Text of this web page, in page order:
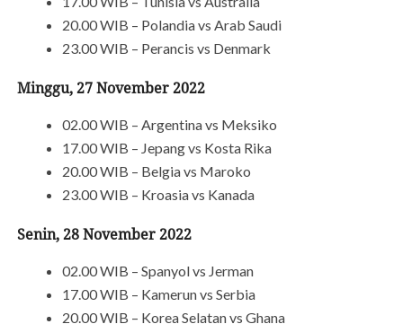
20.00 WIB – Polandia vs Arab Saudi
23.00 WIB – Perancis vs Denmark
Minggu, 27 November 2022
02.00 WIB – Argentina vs Meksiko
17.00 WIB – Jepang vs Kosta Rika
20.00 WIB – Belgia vs Maroko
23.00 WIB – Kroasia vs Kanada
Senin, 28 November 2022
02.00 WIB – Spanyol vs Jerman
17.00 WIB – Kamerun vs Serbia
20.00 WIB – Korea Selatan vs Ghana